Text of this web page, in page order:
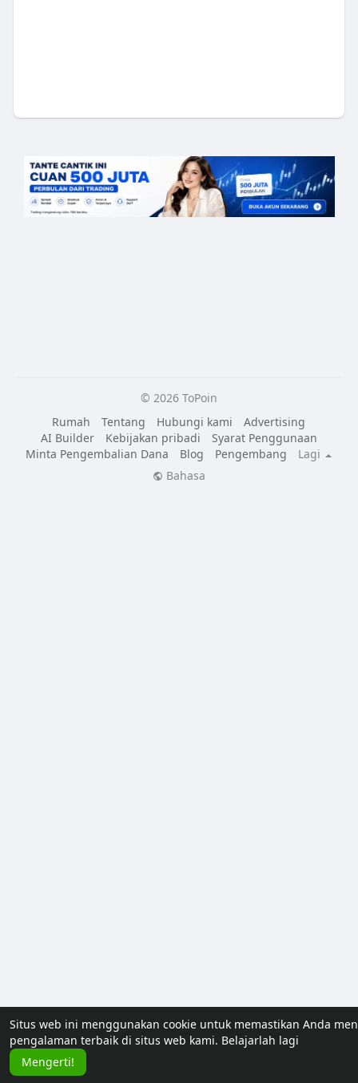
Situs web ini menggunakan cookie untuk memastikan Anda
pengalaman terbaik di situs web kami. Belajarlah lagi
Mengerti!
© 2026 ToPoin
Rumah
Tentang Hubungi kami
Advertising
AI Builder
Kebijakan pribadi
Syarat Penggunaan
Minta Pengembalian Dana
Blog Pengembang
Lagi
Bahasa